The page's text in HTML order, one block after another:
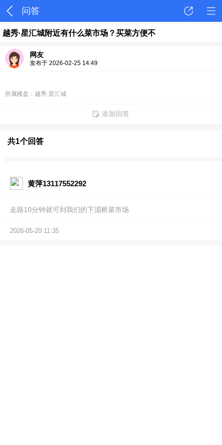
问答
越秀·星汇城附近有什么菜市场？买菜方便不
网友
发布于 2026-02-25 14:49
所属楼盘：越秀·星汇城
添加回答
共1个回答
黄萍13117552292
走路10分钟就可到我们的下湄桥菜市场
2026-05-20 11:35